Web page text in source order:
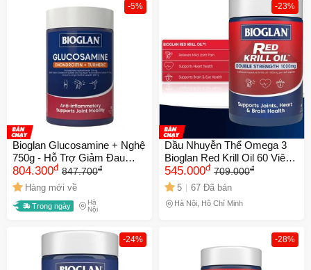
-5%
Bioglan Glucosamine + Nghệ
750g - Hỗ Trợ Giảm Đau
Viêm Khớp, Tái Tạo Mô Sụn,
Sản Phẩm Từ Úc Cho Sức
Khỏe Khớp Tối Ơi
804.300đ 847.700đ
Hàng mới về
Trong ngày
Hà
Nội
-23%
Dầu Nhuyễn Thể Omega 3
Bioglan Red Krill Oil 60 Viên -
Giải Pháp Cải Thiện Sức
Khỏe Tim Mạch và Tăng
Cường Trí Nhớ
545.000đ 709.000đ
5 67 Đã bán
Hà Nội, Hồ Chí Minh
-24% -28%